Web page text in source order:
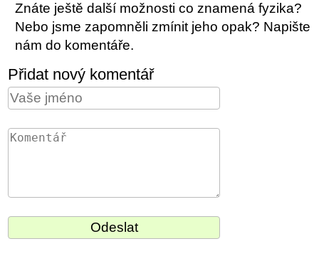
Znáte ještě další možnosti co znamená fyzika?
Nebo jsme zapomněli zmínit jeho opak? Napište
nám do komentáře.
Přidat nový komentář